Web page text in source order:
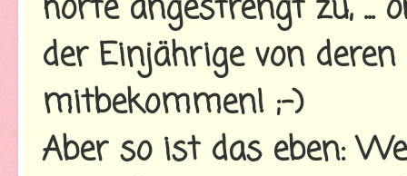
hörte angestrengt zu, ...
der Einjährige von
mitbekommen! ;-)
Aber so ist das eben: